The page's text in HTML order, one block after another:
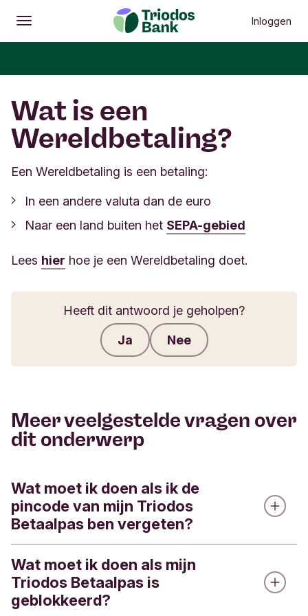
Openen
Hoofdmenu Inloggen
Wat is een
Wereldbetaling?
Een Wereldbetaling is een betaling:
In een andere valuta dan de euro
Naar een land buiten het SEPA-gebied
Lees hier hoe je een Wereldbetaling doet.
Heeft dit antwoord je geholpen?
Ja Nee
Meer veelgestelde vragen over
dit onderwerp
Wat moet ik doen als ik de
pincode van mijn Triodos
Betaalpas ben vergeten?
Je kunt de pincode van je Triodos Betaalpas via
de Triodos app inzien.
Zo werkt het:
Wat moet ik doen als mijn
Triodos Betaalpas is
geblokkeerd?